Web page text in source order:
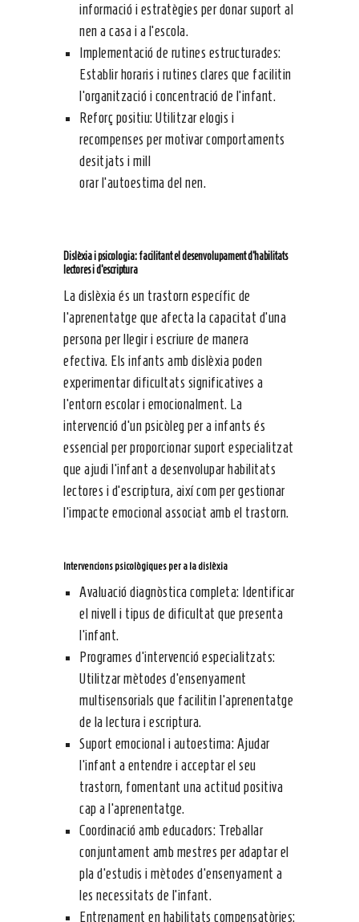
informació i estratègies per donar suport al
nen a casa i a l’escola.
Implementació de rutines estructurades:
Establir horaris i rutines clares que facilitin
l’organització i concentració de l’infant.
Reforç positiu: Utilitzar elogis i
recompenses per motivar comportaments
desitjats i mill
orar l’autoestima del nen.
Dislèxia i psicologia: facilitant el desenvolupament d’habilitats
lectores i d’escriptura
La dislèxia és un trastorn específic de
l’aprenentatge que afecta la capacitat d’una
persona per llegir i escriure de manera
efectiva. Els infants amb dislèxia poden
experimentar dificultats significatives a
l’entorn escolar i emocionalment. La
intervenció d’un psicòleg per a infants és
essencial per proporcionar suport especialitzat
que ajudi l’infant a desenvolupar habilitats
lectores i d’escriptura, així com per gestionar
l’impacte emocional associat amb el trastorn.
Intervencions psicològiques per a la dislèxia
Avaluació diagnòstica completa: Identificar
el nivell i tipus de dificultat que presenta
l’infant.
Programes d’intervenció especialitzats:
Utilitzar mètodes d’ensenyament
multisensorials que facilitin l’aprenentatge
de la lectura i escriptura.
Suport emocional i autoestima: Ajudar
l’infant a entendre i acceptar el seu
trastorn, fomentant una actitud positiva
cap a l’aprenentatge.
Coordinació amb educadors: Treballar
conjuntament amb mestres per adaptar el
pla d’estudis i mètodes d’ensenyament a
les necessitats de l’infant.
Entrenament en habilitats compensatòries: